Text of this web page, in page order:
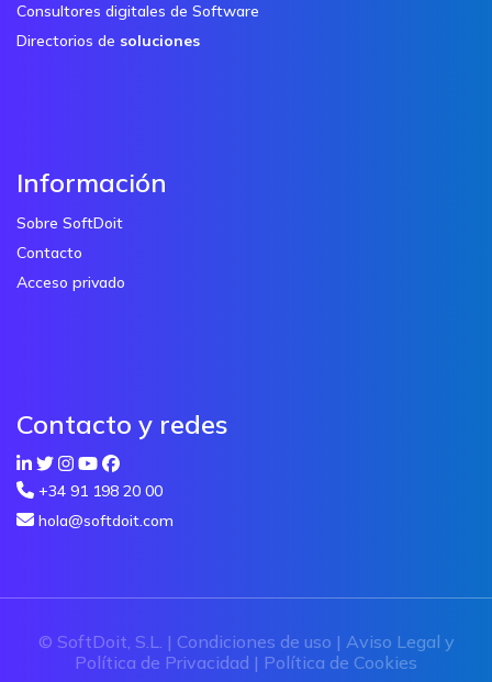
Consultores digitales de Software
Directorios de soluciones
Información
Sobre SoftDoit
Contacto
Acceso privado
Contacto y redes
+34 91 198 20 00
hola@softdoit.com
© SoftDoit, S.L. | Condiciones de uso | Aviso Legal y
Política de Privacidad | Política de Cookies